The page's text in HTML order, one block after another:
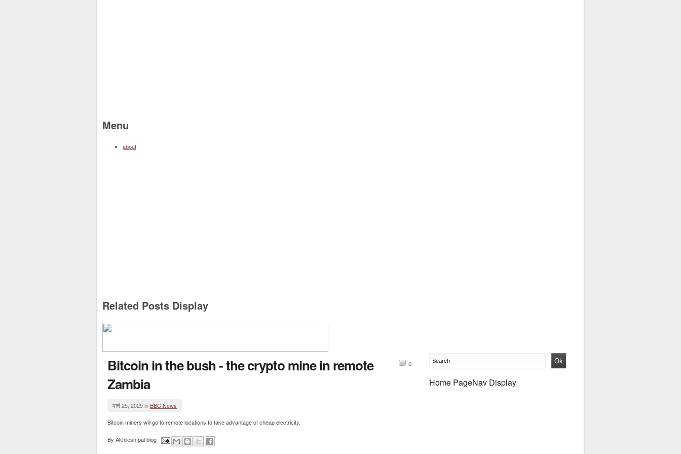
Menu
about
Related Posts Display
Bitcoin in the bush - the crypto mine in remote
Zambia
0
मार्च 25, 2025 inBBC News
Bitcoin miners will go to remote locations to take advantage of cheap electricity.
By Akhilesh pal blog
Home PageNav Display